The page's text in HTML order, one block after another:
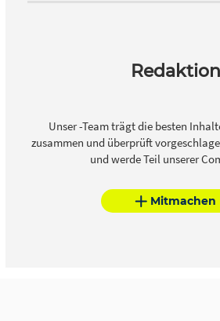
Redaktion
Unser -Team trägt die besten
zusammen und überprüft
und werde Teil unserer
Mitmachen